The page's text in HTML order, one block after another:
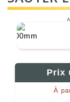
Prix
À